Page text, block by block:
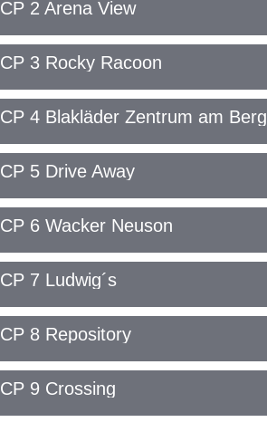
CP 2 Arena View
CP 3 Rocky Racoon
CP 4 Blakläder Zentrum am Berg
CP 5 Drive Away
CP 6 Wacker Neuson
CP 7 Ludwig´s
CP 8 Repository
CP 9 Crossing